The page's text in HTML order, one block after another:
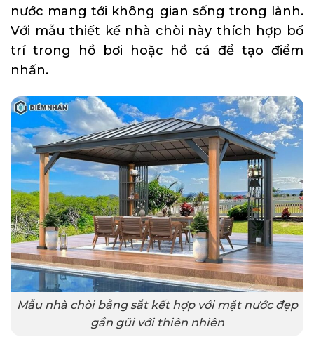
nước mang tới không gian sống trong lành.
Với mẫu thiết kế nhà chòi này thích hợp bố
trí trong hồ bơi hoặc hồ cá để tạo điểm
nhấn.
Mẫu nhà chòi bằng sắt kết hợp với mặt nước đẹp
gần gũi với thiên nhiên